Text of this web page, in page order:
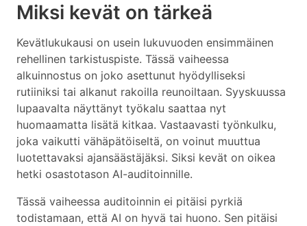
Miksi kevät on tärkeä
Kevätlukukausi on usein lukuvuoden ensimmäinen
rehellinen tarkistuspiste. Tässä vaiheessa
alkuinnostus on joko asettunut hyödylliseksi
rutiiniksi tai alkanut rakoilla reunoiltaan. Syyskuussa
lupaavalta näyttänyt työkalu saattaa nyt
huomaamatta lisätä kitkaa. Vastaavasti työnkulku,
joka vaikutti vähäpätöiseltä, on voinut muuttua
luotettavaksi ajansäästäjäksi. Siksi kevät on oikea
hetki osastotason AI-auditoinnille.
Tässä vaiheessa auditoinnin ei pitäisi pyrkiä
todistamaan, että AI on hyvä tai huono. Sen pitäisi